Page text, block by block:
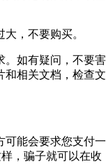
，不要购买。
。如有疑问，不要害
和相关文档，检查文
可能会要求您支付一
，骗子就可以在收